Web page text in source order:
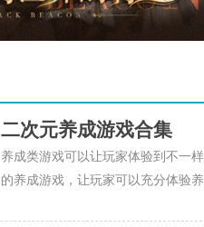
二次元养成游戏合集
养成类游戏可以让玩家体验到不一
的养成游戏，让玩家可以充分体验